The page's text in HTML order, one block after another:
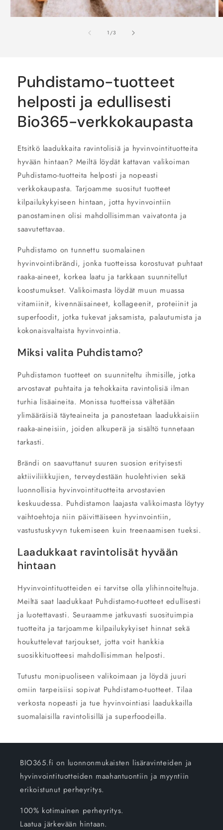
1//3
Puhdistamo-tuotteet
helposti ja edullisesti
Bio365-verkkokaupasta
Etsitkö laadukkaita ravintolisiä ja hyvinvointituotteita
hyvään hintaan? Meiltä löydät kattavan valikoiman
Puhdistamo-tuotteita helposti ja nopeasti
verkkokaupasta. Tarjoamme suositut tuotteet
kilpailukykyiseen hintaan, jotta hyvinvointiin
panostaminen olisi mahdollisimman vaivatonta ja
saavutettavaa.
Puhdistamo on tunnettu suomalainen
hyvinvointibrändi, jonka tuotteissa korostuvat puhtaat
raaka-aineet, korkea laatu ja tarkkaan suunnitellut
koostumukset. Valikoimasta löydät muun muassa
vitamiinit, kivennäisaineet, kollageenit, proteiinit ja
superfoodit, jotka tukevat jaksamista, palautumista ja
kokonaisvaltaista hyvinvointia.
Miksi valita Puhdistamo?
Puhdistamon tuotteet on suunniteltu ihmisille, jotka
arvostavat puhtaita ja tehokkaita ravintolisiä ilman
turhia lisäaineita. Monissa tuotteissa vältetään
ylimääräisiä täyteaineita ja panostetaan laadukkaisiin
raaka-aineisiin, joiden alkuperä ja sisältö tunnetaan
tarkasti.
Brändi on saavuttanut suuren suosion erityisesti
aktiiviliikkujien, terveydestään huolehtivien sekä
luonnollisia hyvinvointituotteita arvostavien
keskuudessa. Puhdistamon laajasta valikoimasta löytyy
vaihtoehtoja niin päivittäiseen hyvinvointiin,
vastustuskyvyn tukemiseen kuin treenaamisen tueksi.
Laadukkaat ravintolisät hyvään
hintaan
Hyvinvointituotteiden ei tarvitse olla ylihinnoiteltuja.
Meiltä saat laadukkaat Puhdistamo-tuotteet edullisesti
ja luotettavasti. Seuraamme jatkuvasti suosituimpia
tuotteita ja tarjoamme kilpailukykyiset hinnat sekä
houkuttelevat tarjoukset, jotta voit hankkia
suosikkituotteesi mahdollisimman helposti.
Tutustu monipuoliseen valikoimaan ja löydä juuri
omiin tarpeisiisi sopivat Puhdistamo-tuotteet. Tilaa
verkosta nopeasti ja tue hyvinvointiasi laadukkailla
suomalaisilla ravintolisillä ja superfoodeilla.
BIO365.fi on luonnonmukaisten lisäravinteiden ja
hyvinvointituotteiden maahantuontiin ja myyntiin
erikoistunut perheyritys.
100% kotimainen perheyritys.
Laatua järkevään hintaan.